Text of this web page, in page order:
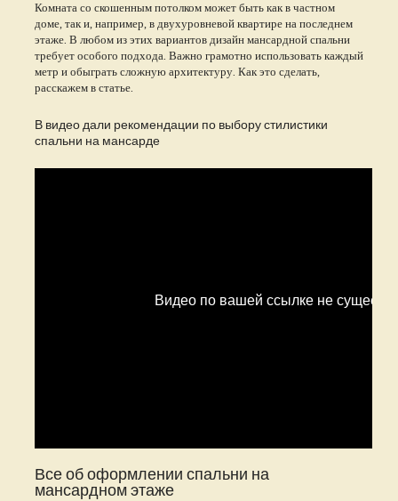
Комната со скошенным потолком может быть как в частном
доме, так и, например, в двухуровневой квартире на последнем
этаже. В любом из этих вариантов дизайн мансардной спальни
требует особого подхода. Важно грамотно использовать каждый
метр и обыграть сложную архитектуру. Как это сделать,
расскажем в статье.
В видео дали рекомендации по выбору стилистики
спальни на мансарде
Все об оформлении спальни на
мансардном этаже